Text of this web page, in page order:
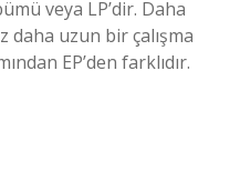
veya LP’dir. Daha
daha uzun bir çalışma
EP’den farklıdır.